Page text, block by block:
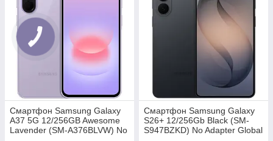
Смартфон Samsung Galaxy
A37 5G 12/256GB Awesome
Lavender (SM-A376BLVW) No
Смартфон Samsung Galaxy
S26+ 12/256Gb Black (SM-
S947BZKD) No Adapter Global